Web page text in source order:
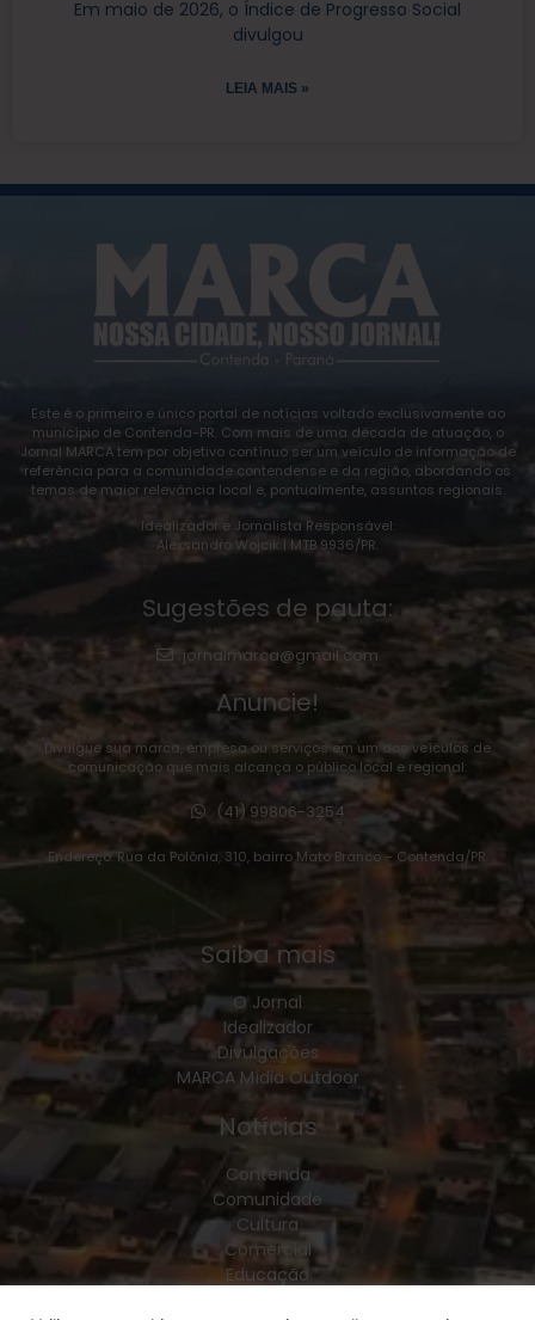
Em maio de 2026, o Índice de Progresso Social
divulgou
LEIA MAIS »
Este é o primeiro e único portal de notícias voltado exclusivamente ao
município de Contenda-PR. Com mais de uma década de atuação, o
Jornal MARCA tem por objetivo contínuo ser um veículo de informação de
referência para a comunidade contendense e da região, abordando os
temas de maior relevância local e, pontualmente, assuntos regionais.
Idealizador e Jornalista Responsável:
Alexsandro Wojcik | MTB 9936/PR.
Sugestões de pauta:
jornalmarca@gmail.com
Anuncie!
Divulgue sua marca, empresa ou serviços em um dos veículos de
comunicação que mais alcança o público local e regional:
(41) 99806-3254
Endereço: Rua da Polônia, 310, bairro Mato Branco – Contenda/PR.
Saiba mais
O Jornal
Idealizador
Divulgações
MARCA Mídia Outdoor
Notícias
Contenda
Comunidade
Cultura
Comercial
Educação